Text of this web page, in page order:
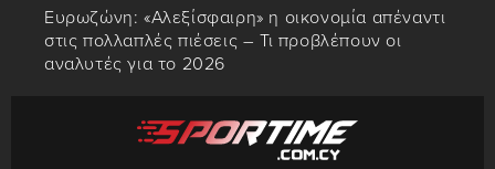
Ευρωζώνη: «Αλεξίσφαιρη» η οικονομία απέναντι
στις πολλαπλές πιέσεις – Τι προβλέπουν οι
αναλυτές για το 2026